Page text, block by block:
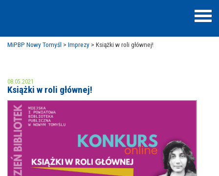
MOJE KONTO
AKTUALNOŚCI
NAJBLIŻSZE WYDARZENIA
WYDARZENIA BIEŻĄCE
NASZA OFERTA
STREFA WIEDZY O REGIONIE
MiPBP Nowy Tomyśl > Imprezy > Książki w roli głównej!
08.05.2021
Książki w roli głównej!